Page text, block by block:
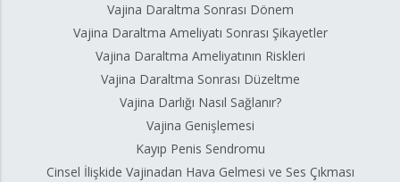
Vajina Daraltma Sonrası Dönem
Vajina Daraltma Ameliyatı Sonrası Şikayetler
Vajina Daraltma Ameliyatının Riskleri
Vajina Daraltma Sonrası Düzeltme
Vajina Darlığı Nasıl Sağlanır?
Vajina Genişlemesi
Kayıp Penis Sendromu
Cinsel İlişkide Vajinadan Hava Gelmesi ve Ses Çıkması